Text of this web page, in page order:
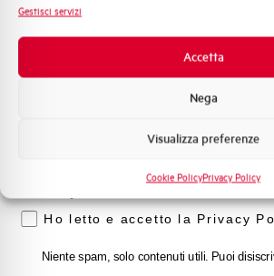
Gestisci servizi
Accetta
Nega
Visualizza preferenze
Cookie PolicyPrivacy Policy
progettati per adattarsi alle diverse
nei circuiti elettrici. Dalle soluzioni
temporizzatore stella-
serie compatta T
dispositivo garantisce massima versatilità,
Sistema Quadri
Promozioni e offerte
Formazione tecnica
Voglio ricevere aggiornamenti,
Ho letto e accetto la Privacy
Niente spam, solo contenuti utili. Puoi